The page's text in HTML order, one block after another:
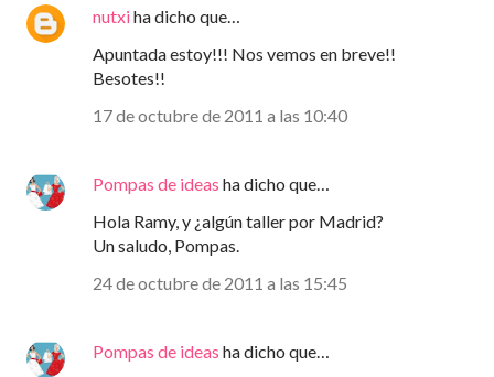
nutxiha dicho que…
Apuntada estoy!!! Nos vemos en breve!!
Besotes!!
17 de octubre de 2011 a las 10:40
Pompas de ideas ha dicho que…
Hola Ramy, y ¿algún taller por Madrid?
Un saludo, Pompas.
24 de octubre de 2011 a las 15:45
Pompas de ideas ha dicho que…